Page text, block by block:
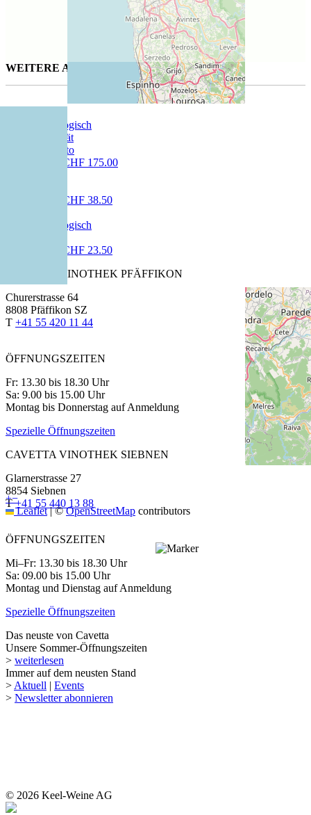
+−
Leaflet |©OpenStreetMap contributors
WEITERE AUSGESUCHTE WEINE FÜR SIE
Lazzarito
75 cl | CHF 175.00
75 cl | CHF 38.50
75 cl | CHF 23.50
CAVETTA VINOTHEK PFÄFFIKON
Churerstrasse 64
8808 Pfäffikon SZ
T +41 55 420 11 44
ÖFFNUNGSZEITEN
Fr: 13.30 bis 18.30 Uhr
Sa: 9.00 bis 15.00 Uhr
Montag bis Donnerstag auf Anmeldung
Spezielle Öffnungszeiten
CAVETTA VINOTHEK SIEBNEN
Glarnerstrasse 27
8854 Siebnen
T+41 55 440 13 88
ÖFFNUNGSZEITEN
Mi–Fr: 13.30 bis 18.30 Uhr
Sa: 09.00 bis 15.00 Uhr
Montag und Dienstag auf Anmeldung
Spezielle Öffnungszeiten
Das neuste von Cavetta
Unsere Sommer-Öffnungszeiten
> weiterlesen
Immer auf dem neusten Stand
> Aktuell | Events
> Newsletter abonnieren
© 2026 Keel-Weine AG